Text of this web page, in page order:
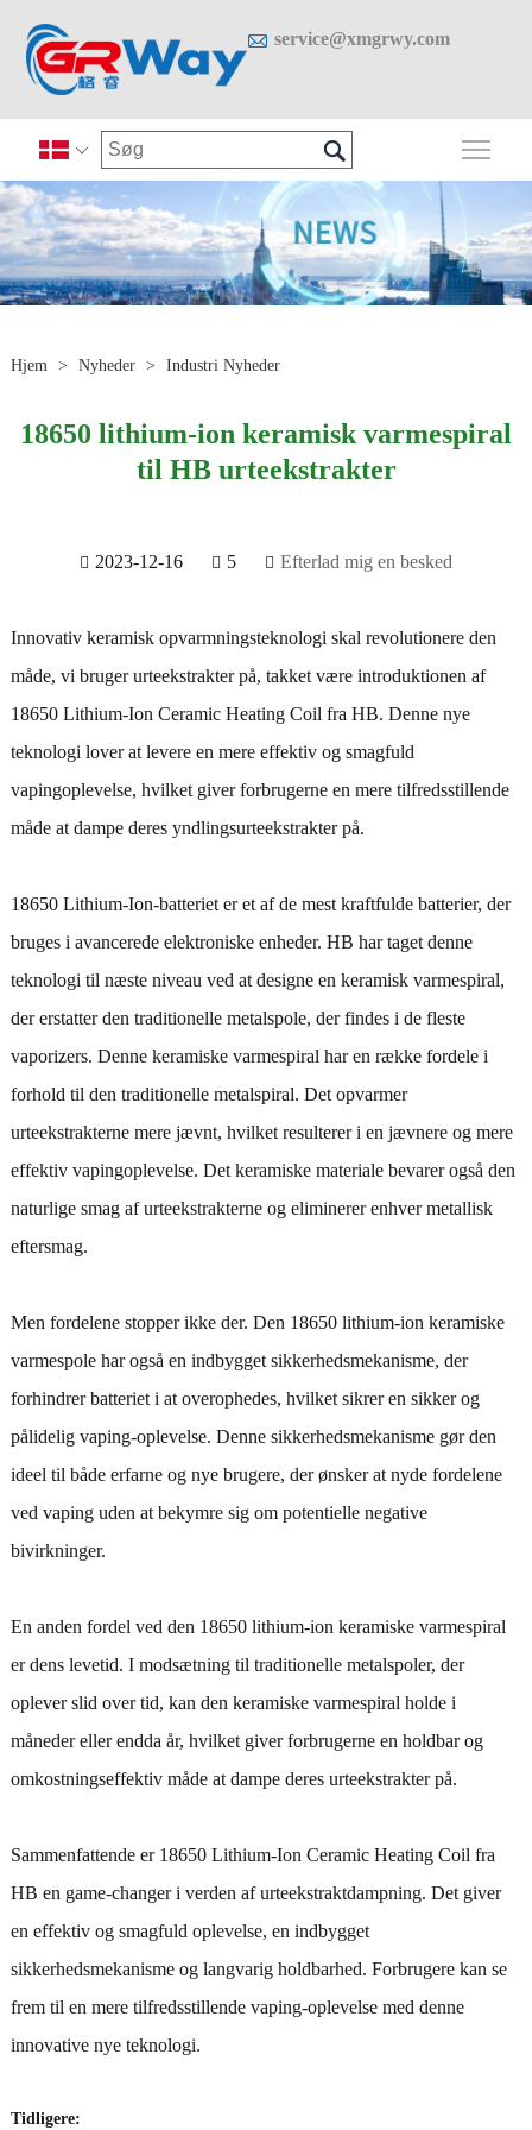
 service@xmgrwy.com
 
Hjem > Nyheder > Industri Nyheder
​18650 lithium-ion keramisk varmespiral
til HB urteekstrakter
2023-12-16 5 Efterlad mig en besked
Innovativ keramisk opvarmningsteknologi skal revolutionere den
måde, vi bruger urteekstrakter på, takket være introduktionen af ​​
18650 Lithium-Ion Ceramic Heating Coil fra HB. Denne nye
teknologi lover at levere en mere effektiv og smagfuld
vapingoplevelse, hvilket giver forbrugerne en mere tilfredsstillende
måde at dampe deres yndlingsurteekstrakter på.
18650 Lithium-Ion-batteriet er et af de mest kraftfulde batterier, der
bruges i avancerede elektroniske enheder. HB har taget denne
teknologi til næste niveau ved at designe en keramisk varmespiral,
der erstatter den traditionelle metalspole, der findes i de fleste
vaporizers. Denne keramiske varmespiral har en række fordele i
forhold til den traditionelle metalspiral. Det opvarmer
urteekstrakterne mere jævnt, hvilket resulterer i en jævnere og mere
effektiv vapingoplevelse. Det keramiske materiale bevarer også den
naturlige smag af urteekstrakterne og eliminerer enhver metallisk
eftersmag.
Men fordelene stopper ikke der. Den 18650 lithium-ion keramiske
varmespole har også en indbygget sikkerhedsmekanisme, der
forhindrer batteriet i at overophedes, hvilket sikrer en sikker og
pålidelig vaping-oplevelse. Denne sikkerhedsmekanisme gør den
ideel til både erfarne og nye brugere, der ønsker at nyde fordelene
ved vaping uden at bekymre sig om potentielle negative
bivirkninger.
En anden fordel ved den 18650 lithium-ion keramiske varmespiral
er dens levetid. I modsætning til traditionelle metalspoler, der
oplever slid over tid, kan den keramiske varmespiral holde i
måneder eller endda år, hvilket giver forbrugerne en holdbar og
omkostningseffektiv måde at dampe deres urteekstrakter på.
Sammenfattende er 18650 Lithium-Ion Ceramic Heating Coil fra
HB en game-changer i verden af ​​urteekstraktdampning. Det giver
en effektiv og smagfuld oplevelse, en indbygget
sikkerhedsmekanisme og langvarig holdbarhed. Forbrugere kan se
frem til en mere tilfredsstillende vaping-oplevelse med denne
innovative nye teknologi.
Tidligere: